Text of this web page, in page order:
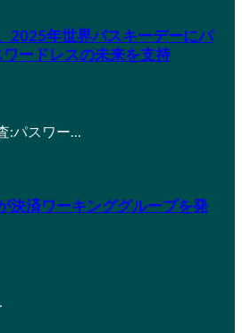
2025年世界パスキーデーにパ
ードレスの未来を支持
:パスワー…
決済ワーキンググループを発